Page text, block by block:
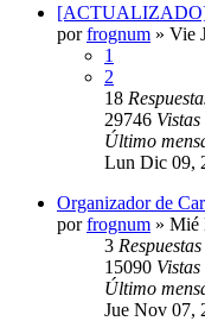
porfrognum » Vie
1
2
18
29746 Vistas
Último
Lun Dic 09,
Organizador de
porfrognum » Mié
3 Respuestas
15090 Vistas
Último
Jue Nov 07,